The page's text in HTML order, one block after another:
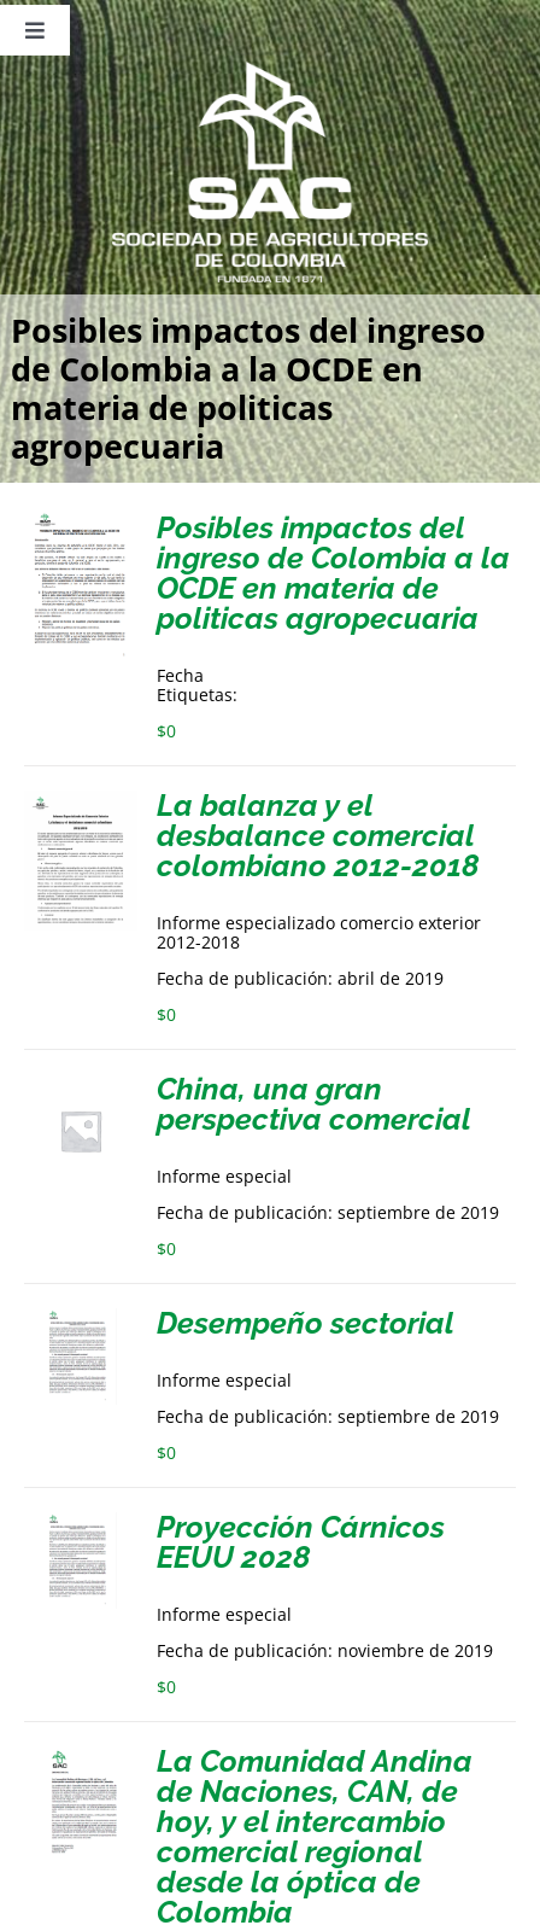
Saltar
contenido
Toggle
Navigation
Nosotros
Publicaciones
Sala de Prensa
Eventos
Posibles impactos del ingreso
de Colombia a la OCDE en
materia de politicas
agropecuaria
Posibles impactos del
ingreso de Colombia a la
OCDE en materia de
politicas agropecuaria
Fecha
Etiquetas:
$0
La balanza y el
desbalance comercial
colombiano 2012-2018
Informe especializado comercio exterior
2012-2018
Fecha de publicación: abril de 2019
$0
China, una gran
perspectiva comercial
Informe especial
Fecha de publicación: septiembre de 2019
$0
Desempeño sectorial
Informe especial
Fecha de publicación: septiembre de 2019
$0
Proyección Cárnicos
EEUU 2028
Informe especial
Fecha de publicación: noviembre de 2019
$0
La Comunidad Andina
de Naciones, CAN, de
hoy, y el intercambio
comercial regional
desde la óptica de
Colombia